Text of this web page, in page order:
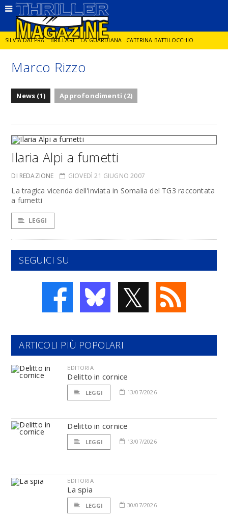
SILVIA DAI PRA' BRILLARE LA GUARDIANA CATERINA BATTILOCCHIO
JORGE DIAZ LA SPIA DELITTO IN CORNICE
Marco Rizzo
News (1) Approfondimenti (2)
Ilaria Alpi a fumetti
DI REDAZIONE GIOVEDÌ 21 GIUGNO 2007
La tragica vicenda dell'inviata in Somalia del TG3 raccontata
a fumetti
LEGGI
SEGUICI SU
𝕏
ARTICOLI PIÙ POPOLARI
EDITORIA
Delitto in cornice
LEGGI 13/07/2026
Delitto in cornice
LEGGI 13/07/2026
EDITORIA
La spia
LEGGI 30/07/2026